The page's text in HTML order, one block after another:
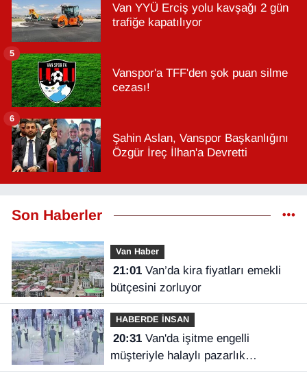
Van YYÜ Erciş yolu kavşağı 2 gün
trafiğe kapatılıyor
Vanspor'a TFF'den şok puan silme
cezası!
5
Şahin Aslan, Vanspor Başkanlığını
Özgür İreç İlhan'a Devretti
6
Son Haberler
Van Haber
21:01Van’da kira fiyatları emekli
bütçesini zorluyor
HABERDE İNSAN
20:31Van'da işitme engelli
müşteriyle halaylı pazarlık